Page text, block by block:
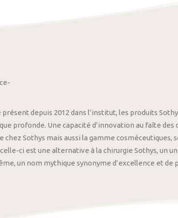
depuis 2012 dans l’institut, les produits
profonde. Une capacité d’innovation au faîte
chez Sothys mais aussi la gamme
ci est une alternative à la chirurgie Sothys, un
un nom mythique synonyme d’excellence et de